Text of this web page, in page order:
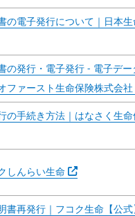
の電子発行について｜日本
guia
の発行・電子発行 - 電子デー
ファースト生命保険株式会社
の手続き方法｜はなさく生
しんらい生命
書再発行｜フコク生命【公式